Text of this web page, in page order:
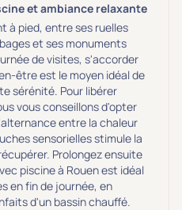
et ambiance relaxante
à pied, entre ses ruelles
et ses monuments
de visites, s'accorder
être est le moyen idéal de
sérénité. Pour libérer
vous conseillons d'opter
entre la chaleur
sensorielles stimule la
Prolongez ensuite
piscine à Rouen est idéal
en fin de journée, en
d'un bassin chauffé.